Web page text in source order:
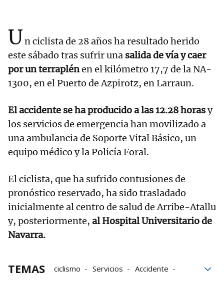
Un ciclista de 28 años ha resultado herido
este sábado tras sufrir una salida de vía y caer
por un terraplénen el kilómetro 17,7 de la NA-
1300, en el Puerto de Azpirotz, en Larraun.
El accidente se ha producido a las 12.28 horasy
los servicios de emergencia han movilizado a
una ambulancia de Soporte Vital Básico, un
equipo médico y la Policía Foral.
El ciclista, que ha sufrido contusiones de
pronóstico reservado, ha sido trasladado
inicialmente al centro de salud de Arribe-Atallu
y, posteriormente, al Hospital Universitario de
Navarra.
TEMAS ciclismo Servicios
Accidente